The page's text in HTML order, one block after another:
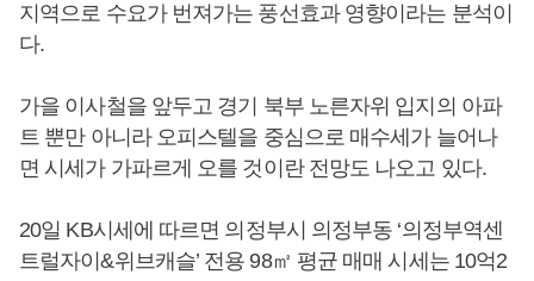
지역으로 수요가 번져가는 풍선효과 영향이라는 분석이
다.
가을 이사철을 앞두고 경기 북부 노른자위 입지의 아파
트 뿐만 아니라 오피스텔을 중심으로 매수세가 늘어나
면 시세가 가파르게 오를 것이란 전망도 나오고 있다.
20일 KB시세에 따르면 의정부시 의정부동 ‘의정부역센
트럴자이&위브캐슬’ 전용 98㎡ 평균 매매 시세는 10억2